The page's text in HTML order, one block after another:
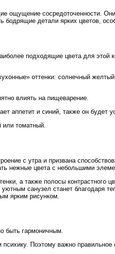
ощущение сосредоточенности.
детали ярких цветов,
подходящие цвета для этой
оттенки: солнечный
влиять на пищеварение.
аппетит и синий, также он будет
томатный.
с утра и призвана
цвета с небольшими
а также полосы контрастного
санузел станет благодаря
ярким рисунком.
быть гармоничным.
Поэтому важно правильное